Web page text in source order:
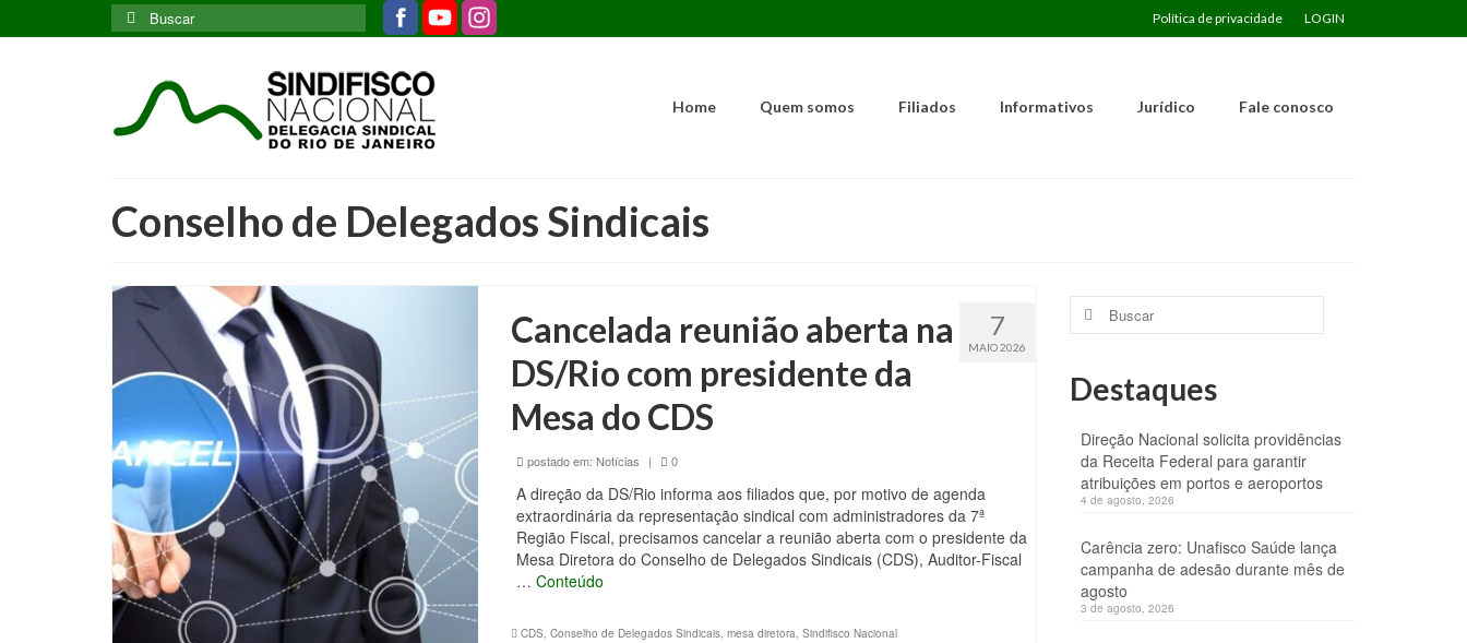
Política de privacidade LOGIN
Buscar
por:
Home Quem somos Filiados Informativos Jurídico Fale conosco
Conselho de Delegados Sindicais
7
MAIO 2026
Cancelada reunião aberta na
DS/Rio com presidente da
Mesa do CDS
postado em: Notícias | 0
A direção da DS/Rio informa aos filiados que, por motivo de agenda
extraordinária da representação sindical com administradores da 7ª
Região Fiscal, precisamos cancelar a reunião aberta com o presidente da
Mesa Diretora do Conselho de Delegados Sindicais (CDS), Auditor-Fiscal
… Conteúdo
CDS, Conselho de Delegados Sindicais, mesa diretora, Sindifisco Nacional
Buscar
por:
Destaques
Direção Nacional solicita providências
da Receita Federal para garantir
atribuições em portos e aeroportos
4 de agosto, 2026
Carência zero: Unafisco Saúde lança
campanha de adesão durante mês de
agosto
3 de agosto, 2026